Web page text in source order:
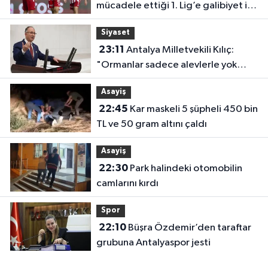
mücadele ettiği 1. Lig’e galibiyet ile
başladı
Siyaset
23:11
"Ormanlar sadece alevlerle yok
olmuyor"
Asayiş
22:45
TL ve 50 gram altını çaldı
Asayiş
22:30Park halindeki otomobilin
camlarını kırdı
Spor
22:10Büşra Özdemir’den taraftar
grubuna Antalyaspor jesti